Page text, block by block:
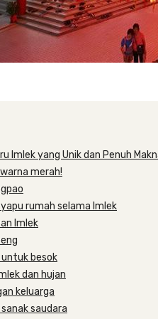
Imlek yang Unik dan Penuh
merah!
rumah selama Imlek
Imlek
untuk besok
dan hujan
keluarga
saudara